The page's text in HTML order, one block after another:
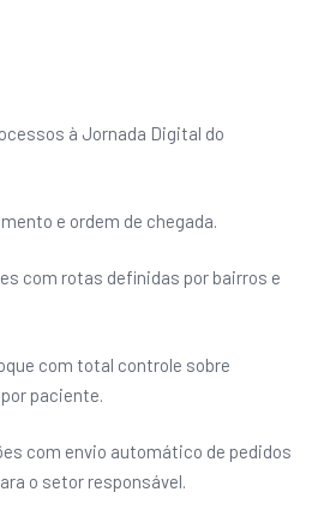
à Jornada Digital do
e ordem de chegada.
com rotas definidas por bairros e
com total controle sobre
paciente.
com envio automático de pedidos
o setor responsável.